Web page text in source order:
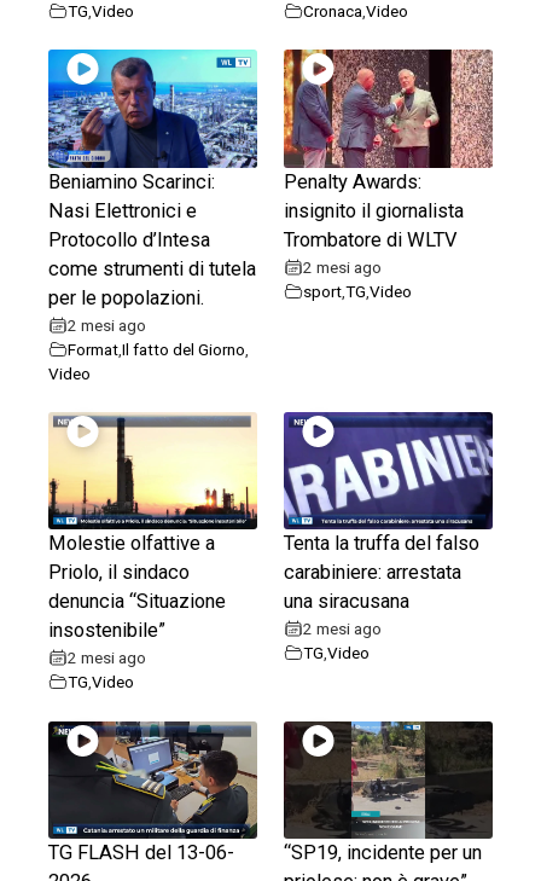
TG Video Cronaca ,Video
Beniamino Scarinci:
Nasi Elettronici e
Protocollo d’Intesa
come strumenti di tutela
per le popolazioni.
2 mesi ago
FormatIl fatto del Giorno
Video
Penalty Awards:
insignito il giornalista
Trombatore di WLTV
2 mesi ago
sport,TG ,Video
Molestie olfattive a
Priolo, il sindaco
denuncia “Situazione
insostenibile”
2 mesi ago
TG,Video
Tenta la truffa del falso
carabiniere: arrestata
una siracusana
2 mesi ago
TG,Video
TG FLASH del 13-06-
“SP19, incidente per un